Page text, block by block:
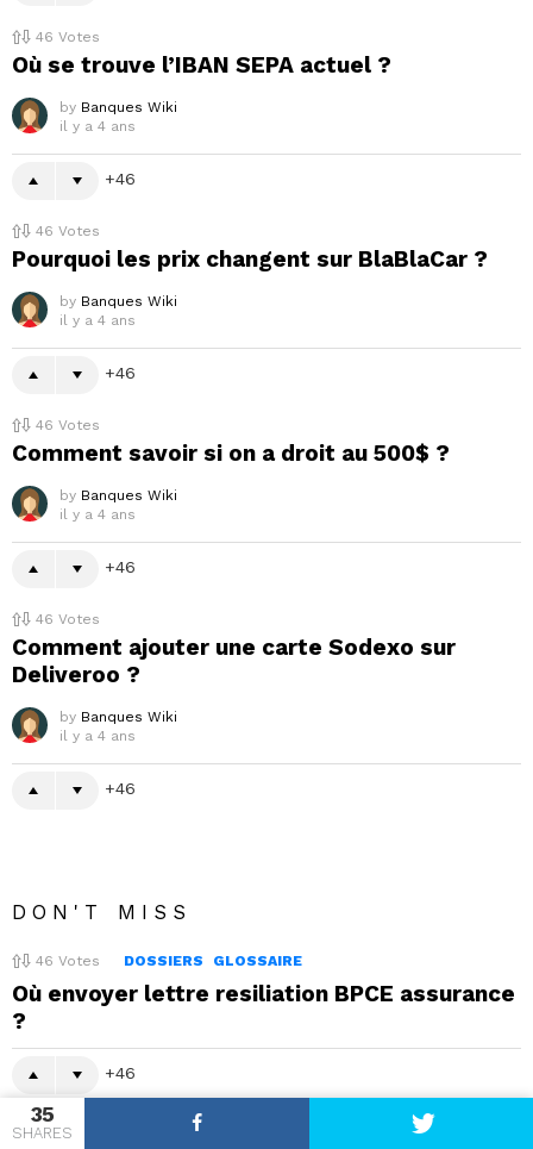
35
SHARES
46 Votes
Où se trouve l’IBAN SEPA actuel ?
by Banques Wiki
il y a 4 ans
46
46 Votes
Pourquoi les prix changent sur BlaBlaCar ?
by Banques Wiki
il y a 4 ans
46
46 Votes
Comment savoir si on a droit au 500$ ?
by Banques Wiki
il y a 4 ans
46
46 Votes
Comment ajouter une carte Sodexo sur
Deliveroo ?
by Banques Wiki
il y a 4 ans
46
DON'T MISS
46 Votes DOSSIERS GLOSSAIRE
Où envoyer lettre resiliation BPCE assurance
?
46